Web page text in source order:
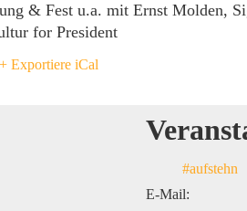
& Fest u.a. mit Ernst Molden,
for President
+ Exportiere iCal
#aufstehn
E-Mail: